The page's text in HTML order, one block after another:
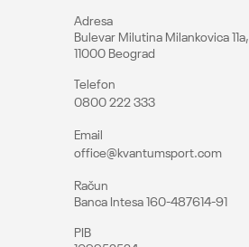
Adresa
Bulevar Milutina Milankovica 11a,
11000 Beograd
Telefon
0800 222 333
Email
office@kvantumsport.com
Račun
Banca Intesa 160-487614-91
PIB